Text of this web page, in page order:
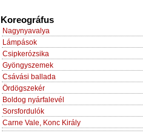
Koreográfus
Nagynyavalya
Lámpások
Csipkerózsika
Gyöngyszemek
Csávási ballada
Ördögszekér
Boldog nyárfalevél
Sorsfordulók
Carne Vale, Konc Király